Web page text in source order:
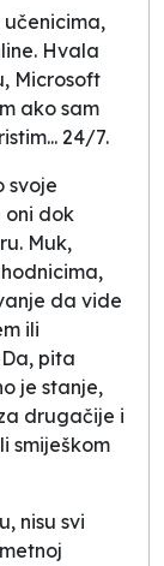
. Hvala
Microsoft
ako sam
24/7.
svoje
oni dok
Muk,
da vide
ili
Da, pita
je stanje,
drugačije i
smiješkom
nisu svi